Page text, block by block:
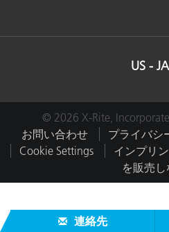
US - JA
© 2026 X-Rite,
お問い合わせ
プライバシ
Cookie Settings
インプリ
を販売し
連絡先